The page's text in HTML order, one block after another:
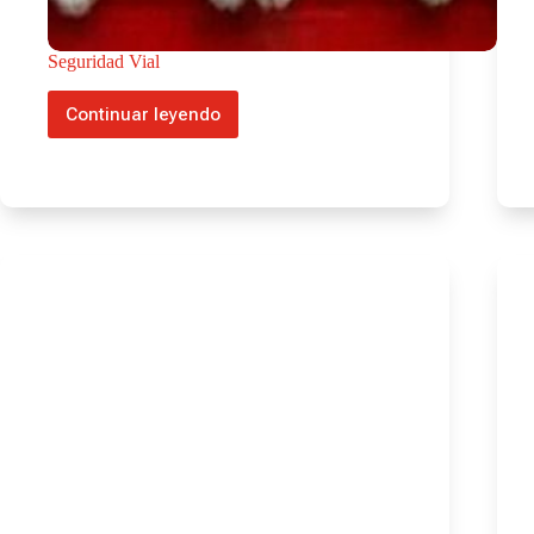
Seguridad Vial
Continuar leyendo
Seguridad
Vial